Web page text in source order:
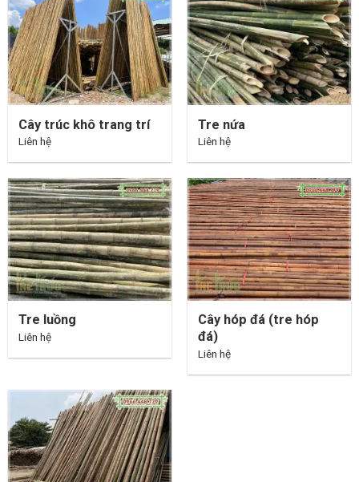
Cây trúc khô trang trí
Liên hệ
Tre nứa
Liên hệ
Tre luồng
Liên hệ
Cây hóp đá (tre hóp
đá)
Liên hệ